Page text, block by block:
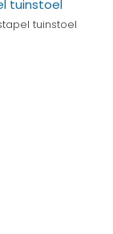
tuinstoel